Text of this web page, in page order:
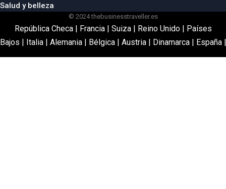
Salud y belleza
© 2024 thebusinesstraveller.es
República Checa| Francia| Suiza| Reino Unido| Países
Bajos | Italia | Alemania | Bélgica | Austria | Dinamarca | España